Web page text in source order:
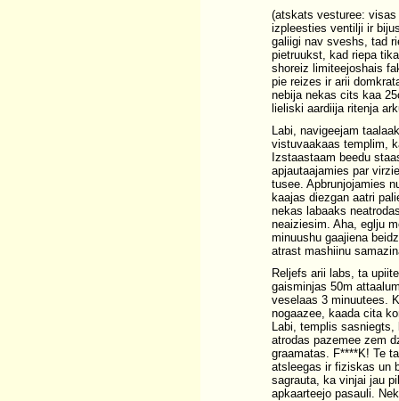
(atskats vesturee:
izpleesties ventilji ir
galiigi nav sveshs, tad
pietruukst, kad riepa
shoreiz limiteejoshais
pie reizes ir arii
nebija nekas cits kaa
lieliski aardiija ritenja
Labi, navigeejam
vistuvaakaas templim,
Izstaastaam beedu
apjautaajamies par
tusee. Apbrunjojamies
kaajas diezgan aatri
nekas labaaks
neaiziesim. Aha, eglju
minuushu gaajiena
atrast mashiinu
Reljefs arii labs, ta
gaisminjas 50m
veselaas 3 minuutees.
nogaazee, kaada cita
Labi, templis
atrodas pazemee zem
graamatas. F****K! Te
atsleegas ir fiziskas un
sagrauta, ka vinjai jau
apkaarteejo pasauli.